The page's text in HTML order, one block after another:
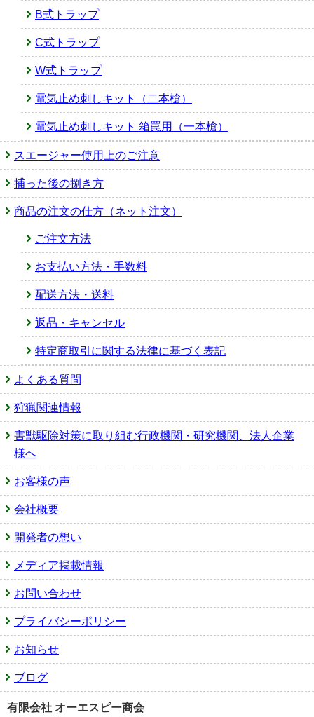
B式トラップ
C式トラップ
W式トラップ
電気止め刺しキット（二本槍）
電気止め刺しキット 箱罠用（一本槍）
スエージャー使用上のご注意
捕った後の捌き方
商品の注文の仕方（ネット注文）
ご注文方法
お支払い方法・手数料
配送方法・送料
返品・キャンセル
特定商取引に関する法律に基づく表記
よくある質問
狩猟関連情報
害獣駆除対策に取り組む行政機関・研究機関、法人企業
様へ
お客様の声
会社概要
開発者の想い
メディア掲載情報
お問い合わせ
プライバシーポリシー
お知らせ
ブログ
有限会社 オーエスピー商会